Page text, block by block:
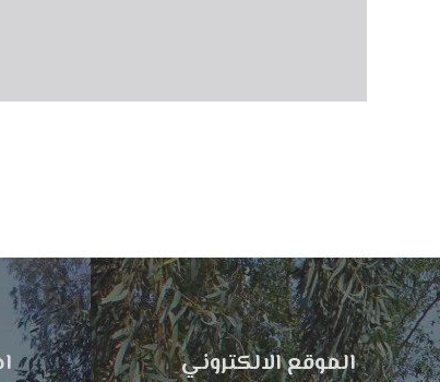
الموقع الالكتروني